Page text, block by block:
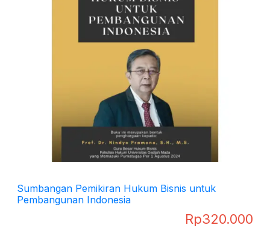
Sumbangan Pemikiran Hukum Bisnis untuk
Pembangunan Indonesia
Rp320.000